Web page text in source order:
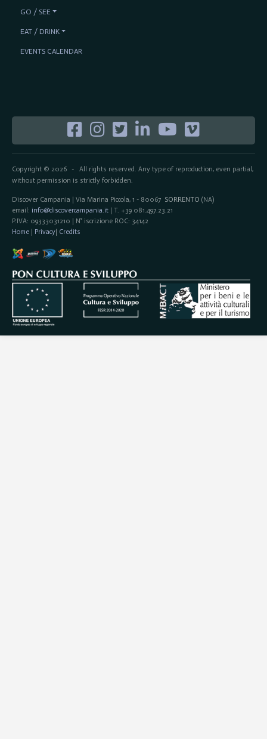
Copyright © 2026- All rights reserved. Any type of reproduction, even partial,
without permission is strictly forbidden.
Discover Campania | Via Marina Piccola, 1 - 80067 SORRENTO (NA)
email: info@discovercampania.it| T. +39 081.497.23.21
P.IVA: 09333031210 | N° iscrizione ROC: 34142
Home| Privacy| Credits
GO / SEE
EAT / DRINK
EVENTS CALENDAR